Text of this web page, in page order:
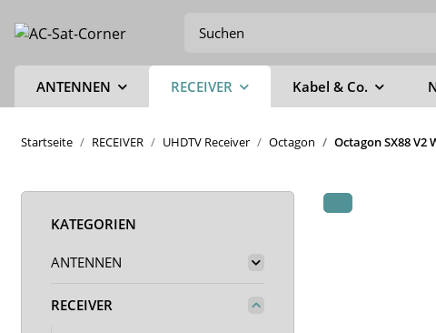
ANTENNEN RECEIVER Kabel & Co.
Startseite RECEIVER UHDTV Receiver Octagon Octagon SX88 V2
KATEGORIEN
ANTENNEN
RECEIVER